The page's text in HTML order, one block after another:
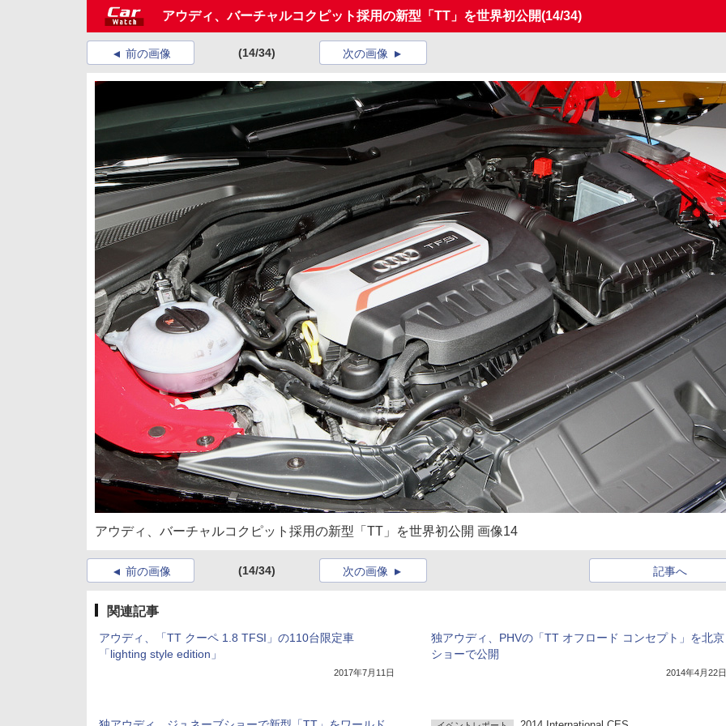
アウディ、バーチャルコクピット採用の新型「TT」を世界初公開(14/34)
前の画像 (14/34) 次の画像
アウディ、バーチャルコクピット採用の新型「TT」を世界初公開 画像14
前の画像 (14/34) 記事へ
次の画像
関連記事
アウディ、「TT クーペ 1.8 TFSI」の110台限定車
「lighting style edition」
2017年7月11日
独アウディ、PHVの「TT オフロード コンセプト」を北京
ショーで公開
2014年4月22日